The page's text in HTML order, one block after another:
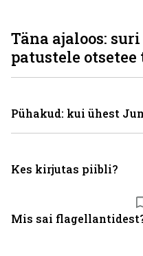
Mis sai
Täna ajaloos:
patustele otsetee
Pühakud: kui ühest
Kes kirjutas piibli?